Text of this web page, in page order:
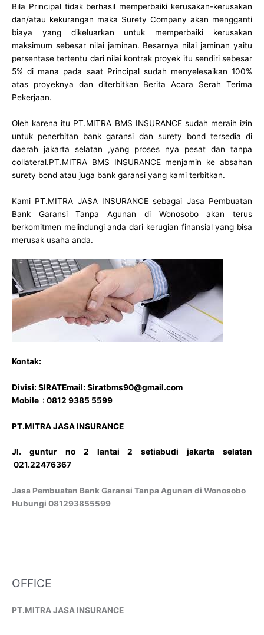
Bila Principal tidak berhasil memperbaiki kerusakan-kerusakan
dan/atau kekurangan maka Surety Company akan mengganti
biaya yang dikeluarkan untuk memperbaiki kerusakan
maksimum sebesar nilai jaminan. Besarnya nilai jaminan yaitu
persentase tertentu dari nilai kontrak proyek itu sendiri sebesar
5% di mana pada saat Principal sudah menyelesaikan 100%
atas proyeknya dan diterbitkan Berita Acara Serah Terima
Pekerjaan.
Oleh karena itu PT.MITRA BMS INSURANCE sudah meraih izin
untuk penerbitan bank garansi dan surety bond tersedia di
daerah jakarta selatan ,yang proses nya pesat dan tanpa
collateral.PT.MITRA BMS INSURANCE menjamin ke absahan
surety bond atau juga bank garansi yang kami terbitkan.
Kami PT.MITRA JASA INSURANCE sebagai Jasa Pembuatan
Bank Garansi Tanpa Agunan di Wonosobo akan terus
berkomitmen melindungi anda dari kerugian finansial yang bisa
merusak usaha anda.
Kontak:
Divisi: SIRATEmail: Siratbms90@gmail.com
Mobile : 0812 9385 5599
PT.MITRA JASA INSURANCE
Jl. guntur no 2 lantai 2 setiabudi jakarta selatan
021.22476367
Jasa Pembuatan Bank Garansi Tanpa Agunan di Wonosobo
Hubungi 081293855599
OFFICE
PT.MITRA JASA INSURANCE